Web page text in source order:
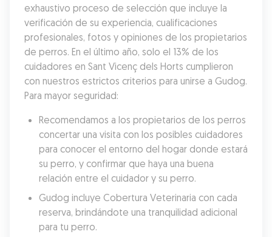
exhaustivo proceso de selección que incluye la
verificación de su experiencia, cualificaciones
profesionales, fotos y opiniones de los propietarios
de perros. En el último año, solo el 13% de los
cuidadores en Sant Vicenç dels Horts cumplieron
con nuestros estrictos criterios para unirse a Gudog.
Para mayor seguridad:
Recomendamos a los propietarios de los perros
concertar una visita con los posibles cuidadores
para conocer el entorno del hogar donde estará
su perro, y confirmar que haya una buena
relación entre el cuidador y su perro.
Gudog incluye Cobertura Veterinaria con cada
reserva, brindándote una tranquilidad adicional
para tu perro.